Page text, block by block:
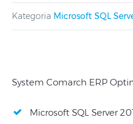
Kategoria Microsoft SQL
System Comarch ERP
Microsoft SQL Server